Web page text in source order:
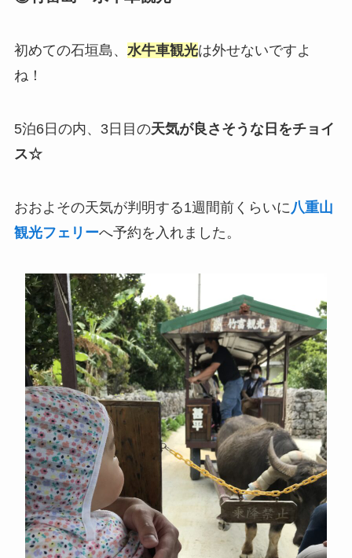
初めての石垣島、 水牛車観光は外せないですよ
ね！
5泊6日の内、3日目の天気が良さそうな日をチョイ
ス☆
おおよその天気が判明する1週間前くらいに 八重山
観光フェリーへ予約を入れました。